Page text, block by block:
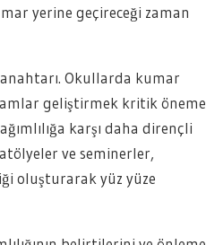
yerine geçireceği zaman
anahtarı. Okullarda kumar
geliştirmek kritik öneme
karşı daha dirençli
ve seminerler,
oluşturarak yüz yüze